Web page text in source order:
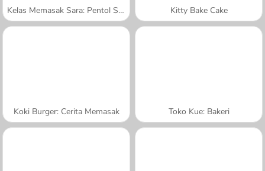
Kelas Memasak Sara: Pentol Swedia Kitty Bake Cake
Koki Burger: Cerita Memasak Toko Kue: Bakeri